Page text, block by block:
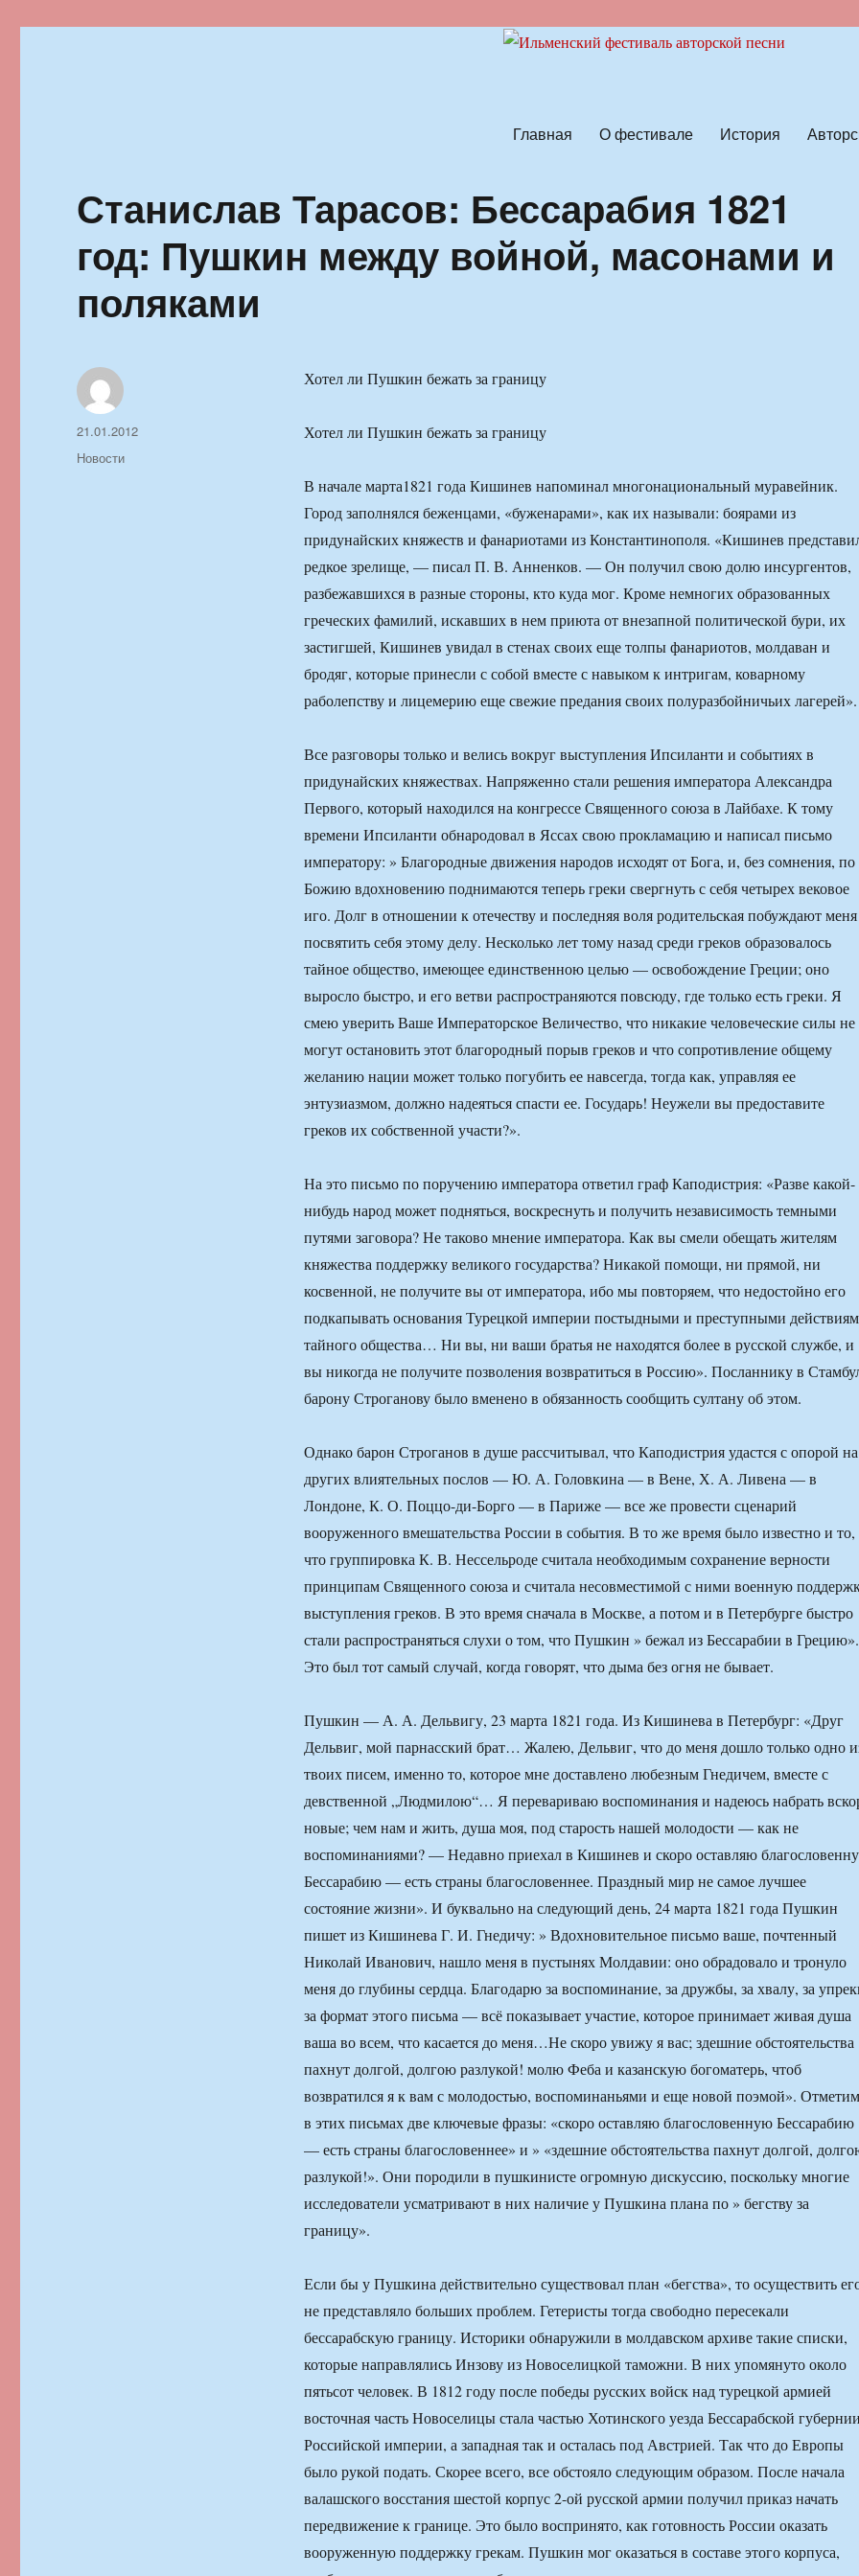
Главная О фестивале История
Станислав Тарасов: Бессарабия 1821
год: Пушкин между войной, масонами и
поляками
Хотел ли Пушкин бежать за границу
Хотел ли Пушкин бежать за границу
В начале марта1821 года Кишинев напоминал многонациональный муравейник.
Город заполнялся беженцами, «буженарами», как их называли: боярами из
придунайских княжеств и фанариотами из Константинополя. «Кишинев
редкое зрелище, — писал П. В. Анненков. — Он получил свою долю инсургентов,
разбежавшихся в разные стороны, кто куда мог. Кроме немногих образованных
греческих фамилий, искавших в нем приюта от внезапной политической бури, их
застигшей, Кишинев увидал в стенах своих еще толпы фанариотов, молдаван и
бродяг, которые принесли с собой вместе с навыком к интригам, коварному
раболепству и лицемерию еще свежие предания своих полуразбойничьих лагерей».
Все разговоры только и велись вокруг выступления Ипсиланти и событиях в
придунайских княжествах. Напряженно стали решения императора Александра
Первого, который находился на конгрессе Священного союза в Лайбахе. К тому
времени Ипсиланти обнародовал в Яссах свою прокламацию и написал письмо
императору: » Благородные движения народов исходят от Бога, и, без сомнения, по
Божию вдохновению поднимаются теперь греки свергнуть с себя четырех вековое
иго. Долг в отношении к отечеству и последняя воля родительская побуждают меня
посвятить себя этому делу. Несколько лет тому назад среди греков образовалось
тайное общество, имеющее единственною целью — освобождение Греции; оно
выросло быстро, и его ветви распространяются повсюду, где только есть греки. Я
смею уверить Ваше Императорское Величество, что никакие человеческие силы не
могут остановить этот благородный порыв греков и что сопротивление общему
желанию нации может только погубить ее навсегда, тогда как, управляя ее
энтузиазмом, должно надеяться спасти ее. Государь! Неужели вы предоставите
греков их собственной участи?».
На это письмо по поручению императора ответил граф Каподистрия: «Разве какой-
нибудь народ может подняться, воскреснуть и получить независимость темными
путями заговора? Не таково мнение императора. Как вы смели обещать жителям
княжества поддержку великого государства? Никакой помощи, ни прямой, ни
косвенной, не получите вы от императора, ибо мы повторяем, что недостойно его
подкапывать основания Турецкой империи постыдными и преступными
тайного общества… Ни вы, ни ваши братья не находятся более в русской службе, и
вы никогда не получите позволения возвратиться в Россию». Посланнику в
барону Строганову было вменено в обязанность сообщить султану об этом.
Однако барон Строганов в душе рассчитывал, что Каподистрия удастся с опорой на
других влиятельных послов — Ю. А. Головкина — в Вене, Х. А. Ливена — в
Лондоне, К. О. Поццо-ди-Борго — в Париже — все же провести сценарий
вооруженного вмешательства России в события. В то же время было известно и то,
что группировка К. В. Нессельроде считала необходимым сохранение верности
принципам Священного союза и считала несовместимой с ними военную
выступления греков. В это время сначала в Москве, а потом и в Петербурге быстро
стали распространяться слухи о том, что Пушкин » бежал из Бессарабии в Грецию».
Это был тот самый случай, когда говорят, что дыма без огня не бывает.
Пушкин — А. А. Дельвигу, 23 марта 1821 года. Из Кишинева в Петербург: «Друг
Дельвиг, мой парнасский брат… Жалею, Дельвиг, что до меня дошло только одно
твоих писем, именно то, которое мне доставлено любезным Гнедичем, вместе с
девственной „Людмилою“… Я перевариваю воспоминания и надеюсь набрать
новые; чем нам и жить, душа моя, под старость нашей молодости — как не
воспоминаниями? — Недавно приехал в Кишинев и скоро оставляю
Бессарабию — есть страны благословеннее. Праздный мир не самое лучшее
состояние жизни». И буквально на следующий день, 24 марта 1821 года Пушкин
пишет из Кишинева Г. И. Гнедичу: » Вдохновительное письмо ваше, почтенный
Николай Иванович, нашло меня в пустынях Молдавии: оно обрадовало и тронуло
меня до глубины сердца. Благодарю за воспоминание, за дружбы, за хвалу, за
за формат этого письма — всё показывает участие, которое принимает живая душа
ваша во всем, что касается до меня…Не скоро увижу я вас; здешние обстоятельства
пахнут долгой, долгою разлукой! молю Феба и казанскую богоматерь, чтоб
возвратился я к вам с молодостью, воспоминаньями и еще новой поэмой». Отметим
в этих письмах две ключевые фразы: «скоро оставляю благословенную Бессарабию
— есть страны благословеннее» и » «здешние обстоятельства пахнут долгой,
разлукой!». Они породили в пушкинисте огромную дискуссию, поскольку многие
исследователи усматривают в них наличие у Пушкина плана по » бегству за
границу».
Если бы у Пушкина действительно существовал план «бегства», то осуществить
не представляло больших проблем. Гетеристы тогда свободно пересекали
бессарабскую границу. Историки обнаружили в молдавском архиве такие списки,
которые направлялись Инзову из Новоселицкой таможни. В них упомянуто около
пятьсот человек. В 1812 году после победы русских войск над турецкой армией
восточная часть Новоселицы стала частью Хотинского уезда Бессарабской губернии
Российской империи, а западная так и осталась под Австрией. Так что до Европы
было рукой подать. Скорее всего, все обстояло следующим образом. После начала
валашского восстания шестой корпус 2-ой русской армии получил приказ начать
передвижение к границе. Это было воспринято, как готовность России оказать
вооруженную поддержку грекам. Пушкин мог оказаться в составе этого корпуса,
Автор
Опубликовано
21.01.2012
Рубрики
Новости